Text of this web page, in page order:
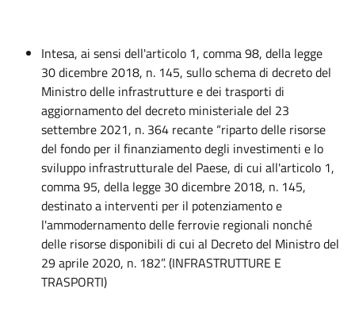
Intesa, ai sensi dell'articolo 1, comma 98, della legge
30 dicembre 2018, n. 145, sullo schema di decreto del
Ministro delle infrastrutture e dei trasporti di
aggiornamento del decreto ministeriale del 23
settembre 2021, n. 364 recante “riparto delle risorse
del fondo per il finanziamento degli investimenti e lo
sviluppo infrastrutturale del Paese, di cui all'articolo 1,
comma 95, della legge 30 dicembre 2018, n. 145,
destinato a interventi per il potenziamento e
l'ammodernamento delle ferrovie regionali nonché
delle risorse disponibili di cui al Decreto del Ministro del
29 aprile 2020, n. 182”. (INFRASTRUTTURE E
TRASPORTI)